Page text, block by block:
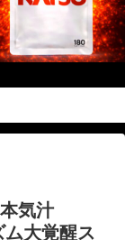
【画像】 Netflix版『リボンの騎士』、とんでもない事になるｗｗｗｗｗ
【株式投資】 韓国で「真夏の世の夢」崩壊、若者中心に多くの人が「人生オワタ」―中国メディア
、内閣府試算
気汁
大覚醒ス